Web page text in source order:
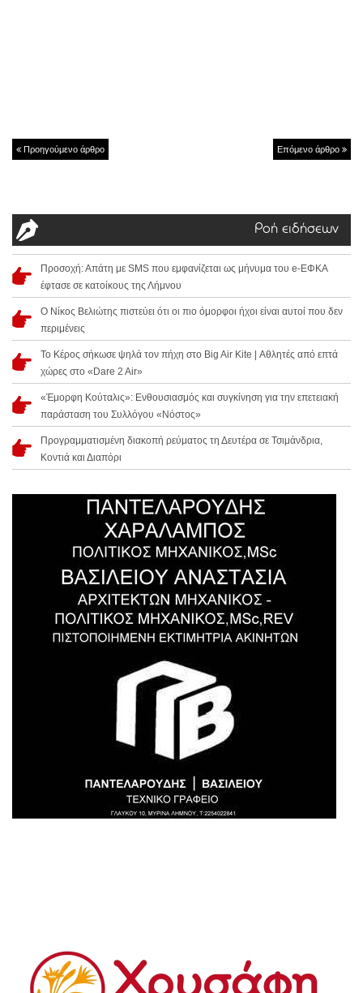
Προηγούμενο άρθρο Επόμενο άρθρο
Ροή ειδήσεων
Προσοχή: Απάτη με SMS που εμφανίζεται ως μήνυμα του e-ΕΦΚΑ
έφτασε σε κατοίκους της Λήμνου
Ο Νίκος Βελιώτης πιστεύει ότι οι πιο όμορφοι ήχοι είναι αυτοί που δεν
περιμένεις
Το Κέρος σήκωσε ψηλά τον πήχη στο Big Air Kite | Αθλητές από επτά
χώρες στο «Dare 2 Air»
«Έμορφη Κούταλις»: Ενθουσιασμός και συγκίνηση για την επετειακή
παράσταση του Συλλόγου «Νόστος»
Προγραμματισμένη διακοπή ρεύματος τη Δευτέρα σε Τσιμάνδρια,
Κοντιά και Διαπόρι